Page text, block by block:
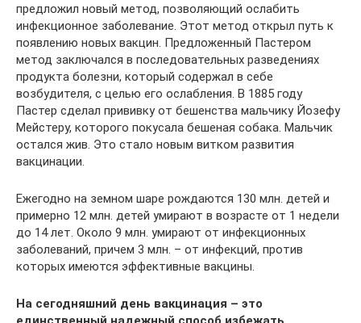
предложил новый метод, позволяющий ослабить
инфекционное заболевание. Этот метод открыл путь к
появлению новых вакцин. Предложенный Пастером
метод заключался в последовательных разведениях
продукта болезни, который содержал в себе
возбудителя, с целью его ослабления. В 1885 году
Пастер сделал прививку от бешенства мальчику Йозефу
Мейстеру, которого покусала бешеная собака. Мальчик
остался жив. Это стало новым витком развития
вакцинации.
Ежегодно на земном шаре рождаются 130 млн. детей и
примерно 12 млн. детей умирают в возрасте от 1 недели
до 14 лет. Около 9 млн. умирают от инфекционных
заболеваний, причем 3 млн. – от инфекций, против
которых имеются эффективные вакцины.
На сегодняшний день вакцинация – это